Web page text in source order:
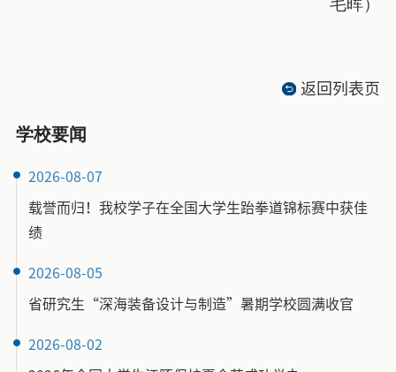
毛晖）
返回列表页
学校要闻
2026-08-07
载誉而归！我校学子在全国大学生跆拳道锦标赛中获佳
绩
2026-08-05
省研究生“深海装备设计与制造”暑期学校圆满收官
2026-08-02